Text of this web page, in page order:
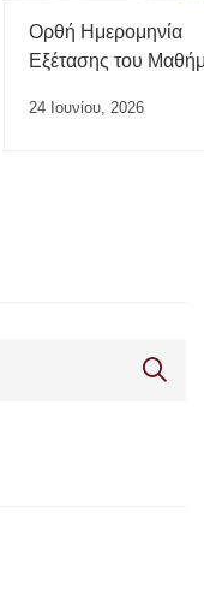
Ορθή Ημερομηνία
Εξέτασης του
24 Ιουνίου, 2026